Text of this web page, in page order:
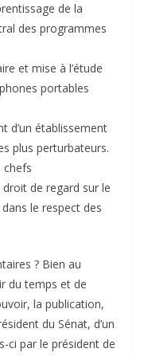
de la
des programmes
et mise à l’étude
portables
d’un établissement
plus perturbateurs.
chefs
de regard sur le
le respect des
? Bien au
du temps et de
la publication,
du Sénat, d’un
ci par le président de